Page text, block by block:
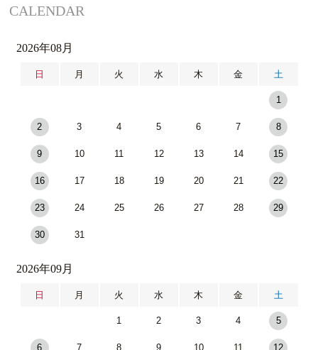
CALENDAR
2026年08月
日 月 火 水 木 金 土
1
2 3 4 5 6 7 8
9 10 11 12 13 14 15
16 17 18 19 20 21 22
23 24 25 26 27 28 29
30 31
2026年09月
日 月 火 水 木 金 土
1 2 3 4 5
6 7 8 9 10 11 12